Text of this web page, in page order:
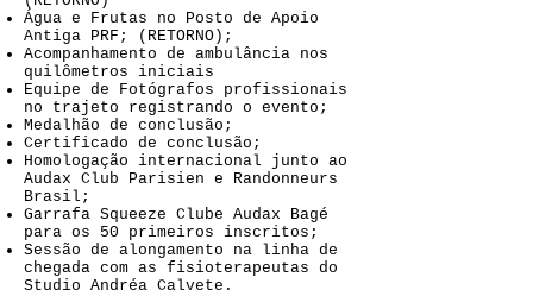
Água e Frutas no Posto de Apoio
Antiga PRF; (RETORNO);
Acompanhamento de ambulância nos
quilômetros iniciais
Equipe de Fotógrafos profissionais
no trajeto registrando o evento;
Medalhão de conclusão;
Certificado de conclusão;
Homologação internacional junto ao
Audax Club Parisien e Randonneurs
Brasil;
Garrafa Squeeze Clube Audax Bagé
para os 50 primeiros inscritos;
Sessão de alongamento na linha de
chegada com as fisioterapeutas do
Studio Andréa Calvete.